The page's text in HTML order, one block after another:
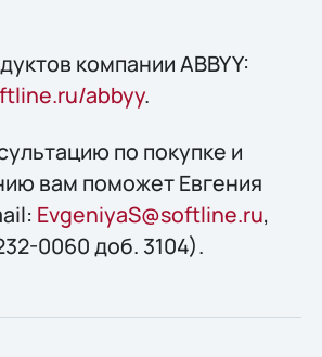
компании ABBYY:
abbyy.
по покупке и
вам поможет Евгения
EvgeniyaS@softline.ru,
0060 доб. 3104).